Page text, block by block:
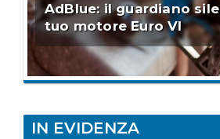
AdBlue: il guardiano
tuo motore Euro VI
IN EVIDENZA